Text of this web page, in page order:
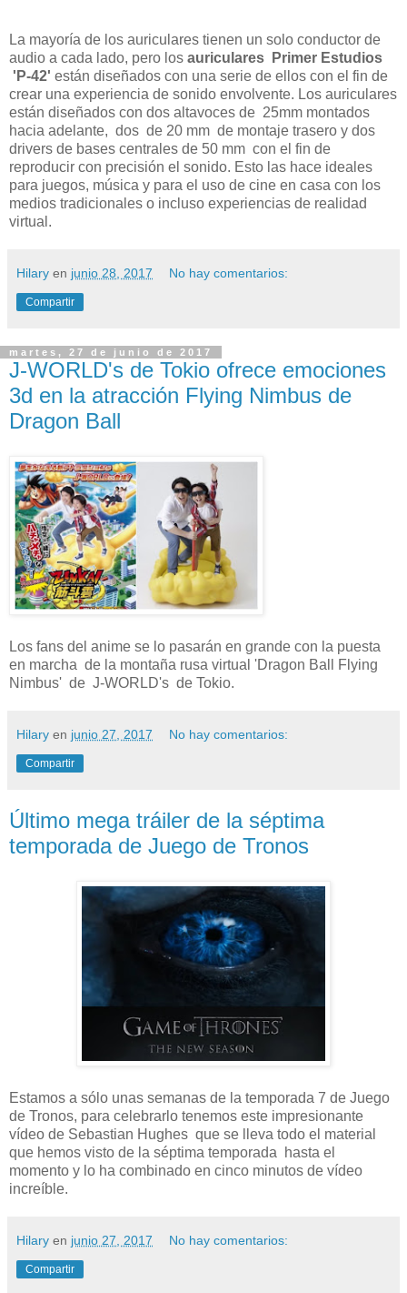
La mayoría de los auriculares tienen un solo conductor de
audio a cada lado, pero los auriculares
Primer Estudios
'P-42' están diseñados con una serie de ellos con el fin de
crear una experiencia de sonido envolvente. Los auriculares
están diseñados con dos altavoces de 25mm montados
hacia adelante, dos de 20 mm de montaje trasero y dos
drivers de bases centrales de 50 mm con el fin de
reproducir con precisión el sonido. Esto las hace ideales
para juegos, música y para el uso de cine en casa con los
medios tradicionales o incluso experiencias de realidad
virtual.
Hilary en junio 28, 2017 No hay comentarios:
Compartir
martes, 27 de junio de 2017
J-WORLD's de Tokio ofrece emociones
3d en la atracción Flying Nimbus de
Dragon Ball
Los fans del anime se lo pasarán en grande con la puesta
en marcha de la montaña rusa virtual 'Dragon Ball Flying
Nimbus' de J-WORLD's de Tokio.
Hilary en junio 27, 2017 No hay comentarios:
Compartir
Último mega tráiler de la séptima
temporada de Juego de Tronos
Estamos a sólo unas semanas de la temporada 7 de Juego
de Tronos, para celebrarlo tenemos este impresionante
vídeo de Sebastian Hughes que se lleva todo el material
que hemos visto de la séptima temporada hasta el
momento y lo ha combinado en cinco minutos de vídeo
increíble.
Hilary en junio 27, 2017 No hay comentarios:
Compartir